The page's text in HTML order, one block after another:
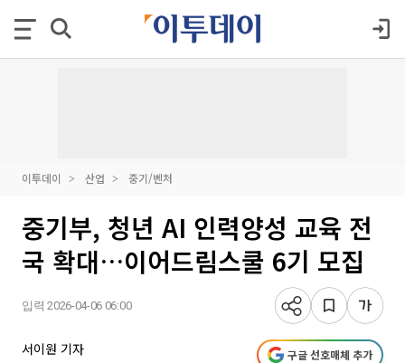
이투데이 산업 중기/벤처
중기부, 청년 AI 인력양성 교육 전
국 확대…이어드림스쿨 6기 모집
입력 2026-04-06 06:00
서이원 기자 구글 선호매체 추가